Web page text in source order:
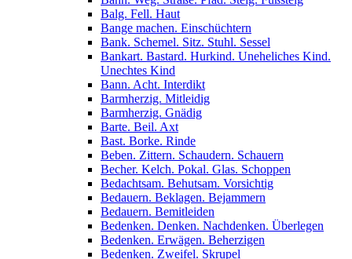
Balg. Fell. Haut
Bange machen. Einschüchtern
Bank. Schemel. Sitz. Stuhl. Sessel
Bankart. Bastard. Hurkind. Uneheliches Kind.
Unechtes Kind
Bann. Acht. Interdikt
Barmherzig. Mitleidig
Barmherzig. Gnädig
Barte. Beil. Axt
Bast. Borke. Rinde
Beben. Zittern. Schaudern. Schauern
Becher. Kelch. Pokal. Glas. Schoppen
Bedachtsam. Behutsam. Vorsichtig
Bedauern. Beklagen. Bejammern
Bedauern. Bemitleiden
Bedenken. Denken. Nachdenken. Überlegen
Bedenken. Erwägen. Beherzigen
Bedenken. Zweifel. Skrupel